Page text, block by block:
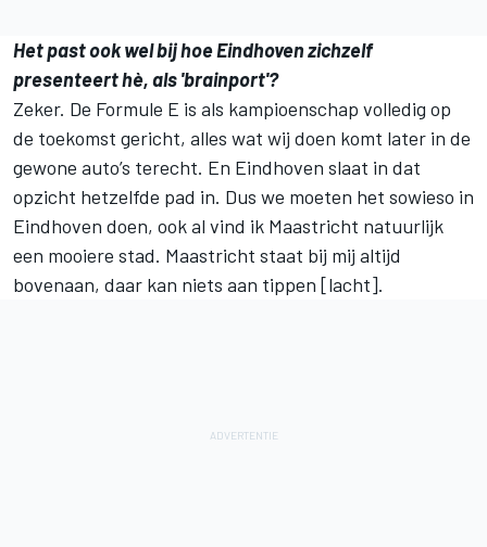
Het past ook wel bij hoe Eindhoven zichzelf
presenteert hè, als 'brainport'?
Zeker. De Formule E is als kampioenschap volledig op
de toekomst gericht, alles wat wij doen komt later in de
gewone auto’s terecht. En Eindhoven slaat in dat
opzicht hetzelfde pad in. Dus we moeten het sowieso in
Eindhoven doen, ook al vind ik Maastricht natuurlijk
een mooiere stad. Maastricht staat bij mij altijd
bovenaan, daar kan niets aan tippen [lacht].